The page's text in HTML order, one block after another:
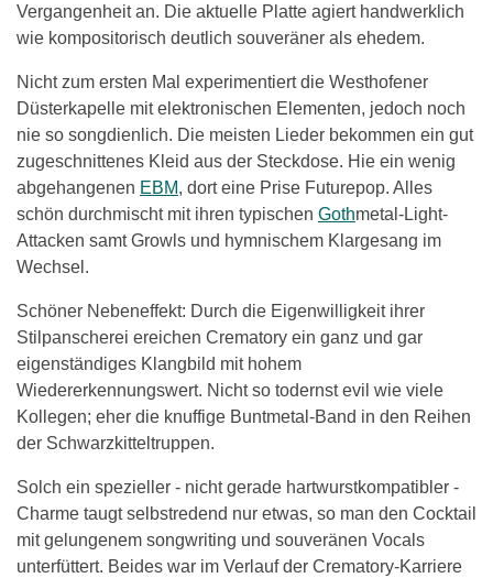
Vergangenheit an. Die aktuelle Platte agiert handwerklich
wie kompositorisch deutlich souveräner als ehedem.
Nicht zum ersten Mal experimentiert die Westhofener
Düsterkapelle mit elektronischen Elementen, jedoch noch
nie so songdienlich. Die meisten Lieder bekommen ein gut
zugeschnittenes Kleid aus der Steckdose. Hie ein wenig
abgehangenen EBM, dort eine Prise Futurepop. Alles
schön durchmischt mit ihren typischen Gothmetal-Light-
Attacken samt Growls und hymnischem Klargesang im
Wechsel.
Schöner Nebeneffekt: Durch die Eigenwilligkeit ihrer
Stilpanscherei ereichen Crematory ein ganz und gar
eigenständiges Klangbild mit hohem
Wiedererkennungswert. Nicht so todernst evil wie viele
Kollegen; eher die knuffige Buntmetal-Band in den Reihen
der Schwarzkitteltruppen.
Solch ein spezieller - nicht gerade hartwurstkompatibler -
Charme taugt selbstredend nur etwas, so man den Cocktail
mit gelungenem songwriting und souveränen Vocals
unterfüttert. Beides war im Verlauf der Crematory-Karriere